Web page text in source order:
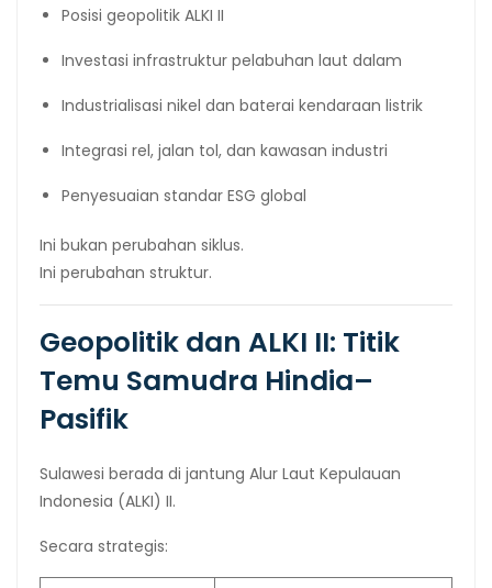
Posisi geopolitik ALKI II
Investasi infrastruktur pelabuhan laut dalam
Industrialisasi nikel dan baterai kendaraan listrik
Integrasi rel, jalan tol, dan kawasan industri
Penyesuaian standar ESG global
Ini bukan perubahan siklus.
Ini perubahan struktur.
Geopolitik dan ALKI II: Titik
Temu Samudra Hindia–
Pasifik
Sulawesi berada di jantung Alur Laut Kepulauan
Indonesia (ALKI) II.
Secara strategis: